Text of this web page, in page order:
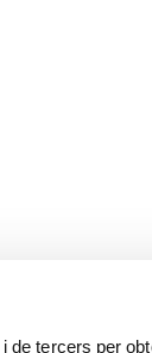
de tercers per